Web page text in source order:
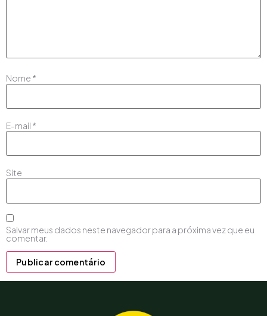
Nome *
E-mail *
Site
Salvar meus dados neste navegador para a próxima vez que eu
comentar.